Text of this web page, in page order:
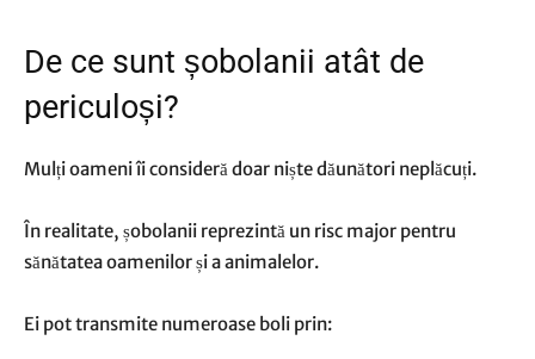
De ce sunt șobolanii atât de
periculoși?
Mulți oameni îi consideră doar niște dăunători neplăcuți.
În realitate, șobolanii reprezintă un risc major pentru
sănătatea oamenilor și a animalelor.
Ei pot transmite numeroase boli prin: